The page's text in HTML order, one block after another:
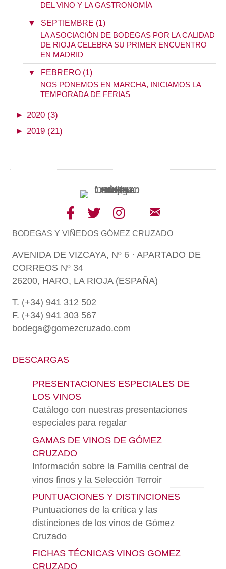
DEL VINO Y LA GASTRONOMÍA
▼ SEPTIEMBRE (1)
LA ASOCIACIÓN DE BODEGAS POR LA CALIDAD
DE RIOJA CELEBRA SU PRIMER ENCUENTRO
EN MADRID
▼ FEBRERO (1)
NOS PONEMOS EN MARCHA, INICIAMOS LA
TEMPORADA DE FERIAS
► 2020 (3)
► 2019 (21)
BODEGAS Y VIÑEDOS GÓMEZ CRUZADO
AVENIDA DE VIZCAYA, Nº 6 · APARTADO DE
CORREOS Nº 34
26200, HARO, LA RIOJA (ESPAÑA)
T. (+34) 941 312 502
F. (+34) 941 303 567
bodega@gomezcruzado.com
DESCARGAS
PRESENTACIONES ESPECIALES DE
LOS VINOS
Catálogo con nuestras presentaciones
especiales para regalar
GAMAS DE VINOS DE GÓMEZ
CRUZADO
Información sobre la Familia central de
vinos finos y la Selección Terroir
PUNTUACIONES Y DISTINCIONES
Puntuaciones de la crítica y las
distinciones de los vinos de Gómez
Cruzado
FICHAS TÉCNICAS VINOS GOMEZ
CRUZADO